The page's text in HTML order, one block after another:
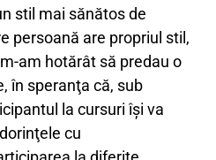
stil mai sănătos de
persoană are propriul stil,
am hotărât să predau o
în speranţa că, sub
la cursuri îşi va
cu